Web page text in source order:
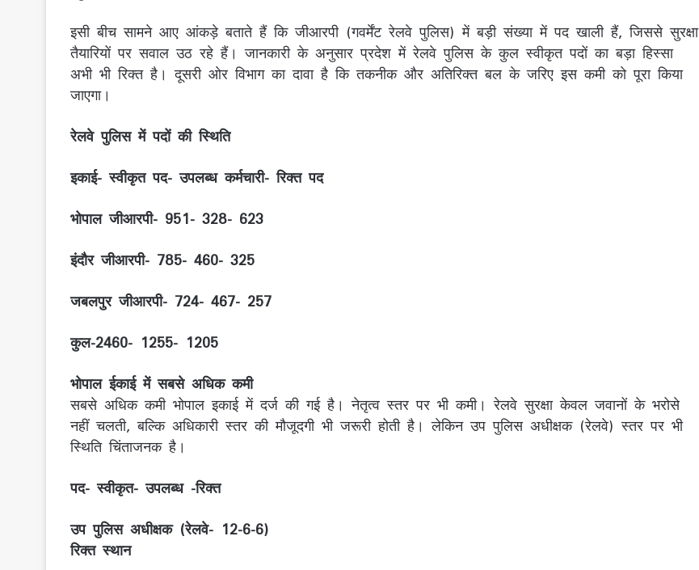
इसी बीच सामने आए आंकड़े बताते हैं कि जीआरपी (गवर्मेंट रेलवे पुलिस) में बड़ी संख्या में पद खाली हैं, जिससे सुरक्षा
तैयारियों पर सवाल उठ रहे हैं। जानकारी के अनुसार प्रदेश में रेलवे पुलिस के कुल स्वीकृत पदों का बड़ा हिस्सा
अभी भी रिक्त है। दूसरी ओर विभाग का दावा है कि तकनीक और अतिरिक्त बल के जरिए इस कमी को पूरा किया
जाएगा।
रेलवे पुलिस में पदों की स्थिति
इकाई- स्वीकृत पद- उपलब्ध कर्मचारी- रिक्त पद
भोपाल जीआरपी- 951- 328- 623
इंदौर जीआरपी- 785- 460- 325
जबलपुर जीआरपी- 724- 467- 257
कुल-2460- 1255- 1205
भोपाल ईकाई में सबसे अधिक कमी
सबसे अधिक कमी भोपाल इकाई में दर्ज की गई है। नेतृत्व स्तर पर भी कमी। रेलवे सुरक्षा केवल जवानों के भरोसे
नहीं चलती, बल्कि अधिकारी स्तर की मौजूदगी भी जरूरी होती है। लेकिन उप पुलिस अधीक्षक (रेलवे) स्तर पर भी
स्थिति चिंताजनक है।
पद- स्वीकृत- उपलब्ध -रिक्त
उप पुलिस अधीक्षक (रेलवे- 12-6-6)
रिक्त स्थान